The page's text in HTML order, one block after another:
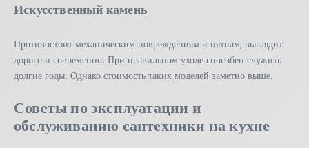
Искусственный камень
Противостоит механическим повреждениям и пятнам, выглядит
дорого и современно. При правильном уходе способен служить
долгие годы. Однако стоимость таких моделей заметно выше.
Советы по эксплуатации и
обслуживанию сантехники на кухне